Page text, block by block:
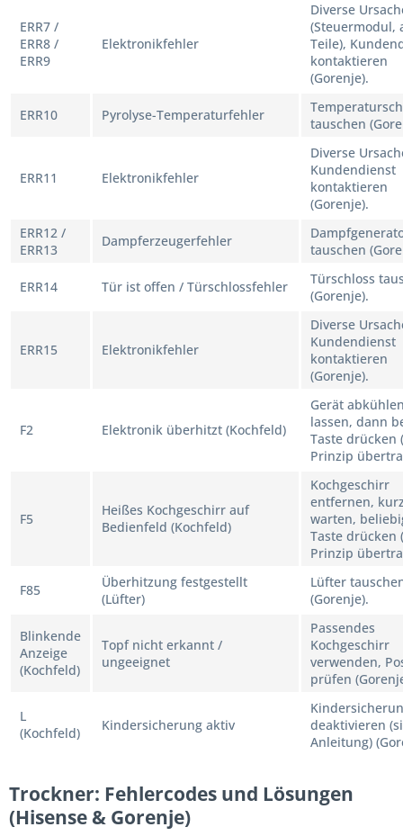
ERR7 /
ERR8 /
ERR9
Elektronikfehler
Diverse
(Steuermodul,
Teile),
kontaktieren
(Gorenje).
ERR10 Pyrolyse-Temperaturfehler
tauschen
ERR11 Elektronikfehler
Diverse
Kundendienst
kontaktieren
(Gorenje).
ERR12 /
ERR13
Dampferzeugerfehler
tauschen
ERR14 Tür ist offen / Türschlossfehler
Türschloss
(Gorenje).
ERR15 Elektronikfehler
Diverse
Kundendienst
kontaktieren
(Gorenje).
F2 Elektronik überhitzt (Kochfeld)
Gerät
lassen, dann
Taste drücken
Prinzip
F5
Heißes Kochgeschirr auf
Bedienfeld (Kochfeld)
Kochgeschirr
entfernen,
warten,
Taste drücken
Prinzip
F85
Überhitzung festgestellt
(Lüfter)
Lüfter
(Gorenje).
Blinkende
Anzeige
(Kochfeld)
Topf nicht erkannt /
ungeeignet
Passendes
Kochgeschirr
verwenden,
prüfen
L
(Kochfeld)
Kindersicherung aktiv
deaktivieren
Anleitung)
Trockner: Fehlercodes und Lösungen
(Hisense & Gorenje)